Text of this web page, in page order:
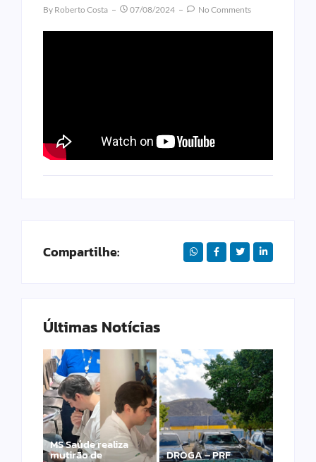
By Roberto Costa 07/08/2024 No Comments
Compartilhe:
Últimas Notícias
MS Saúde realiza
mutirão de DROGA – PRF
PRF apreende 20